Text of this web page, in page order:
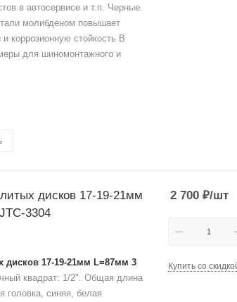
в автосервисе и т.п. Черные.
молибденом повышает
коррозионную стойкость В
для шиномонтажного и
дисков 17-19-21мм
3304
дисков 17-19-21мм L=87мм 3
квадрат: 1/2". Общая длина
синяя, белая
2 700 ₽/шт
Купить со